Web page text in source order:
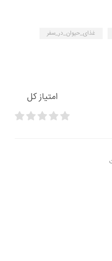
غذای_حیوان_در_سفر
امتیاز کل